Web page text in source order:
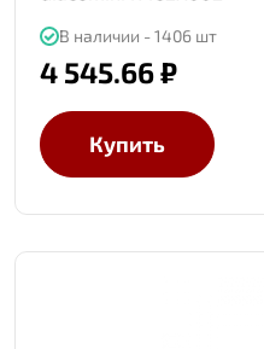
В наличии - 1406 шт
4 545.66 ₽
Купить